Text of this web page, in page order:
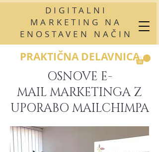
DIGITALNI
MARKETING NA
ENOSTAVEN NAČIN
PRAKTIČNA DELAVNICA
OSNOVE E-
MAIL MARKETINGA Z
UPORABO MAILCHIMPA